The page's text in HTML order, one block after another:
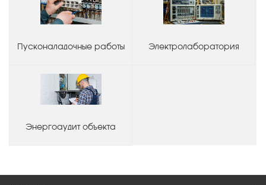
Пусконаладочные работы Электролаборатория
Энергоаудит объекта